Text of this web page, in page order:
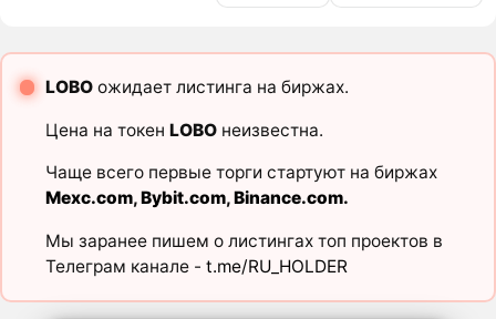
LOBOожидает листинга на биржах.
Цена на токен LOBOнеизвестна.
Чаще всего первые торги стартуют на биржах
Mexc.com,Bybit.com,Binance.com.
Мы заранее пишем о листингах топ проектов в
Телеграм канале - t.me/RU_HOLDER